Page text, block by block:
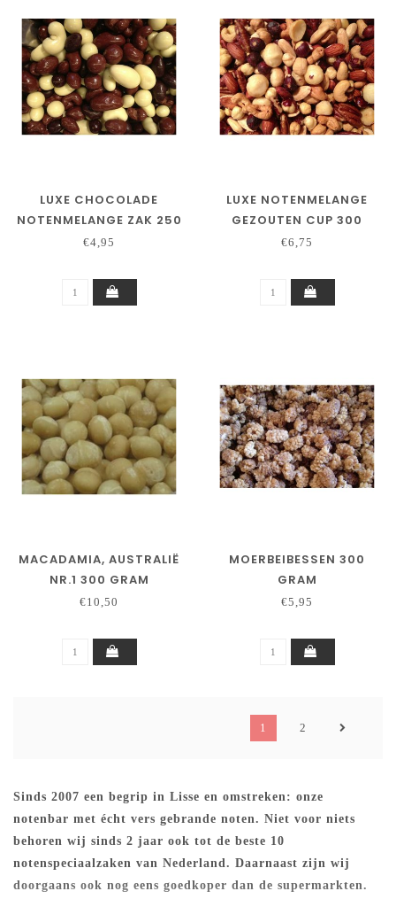
LUXE CHOCOLADE
NOTENMELANGE ZAK 250
GRAM
€4,95
LUXE NOTENMELANGE
GEZOUTEN CUP 300
GRAM
€6,75
MACADAMIA, AUSTRALIË
NR.1 300 GRAM
€10,50
MOERBEIBESSEN 300
GRAM
€5,95
1 2
Sinds 2007 een begrip in Lisse en omstreken: onze
notenbar met écht vers gebrande noten. Niet voor niets
behoren wij sinds 2 jaar ook tot de beste 10
notenspeciaalzaken van Nederland. Daarnaast zijn wij
doorgaans ook nog eens goedkoper dan de supermarkten.